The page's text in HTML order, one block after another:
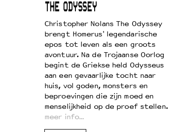
THE ODYSSEY
Christopher Nolans The Odyssey
brengt Homerus' legendarische
epos tot leven als een groots
avontuur. Na de Trojaanse Oorlog
begint de Griekse held Odysseus
aan een gevaarlijke tocht naar
huis, vol goden, monsters en
beproevingen die zijn moed en
menselijkheid op de proef stellen.
meer info…